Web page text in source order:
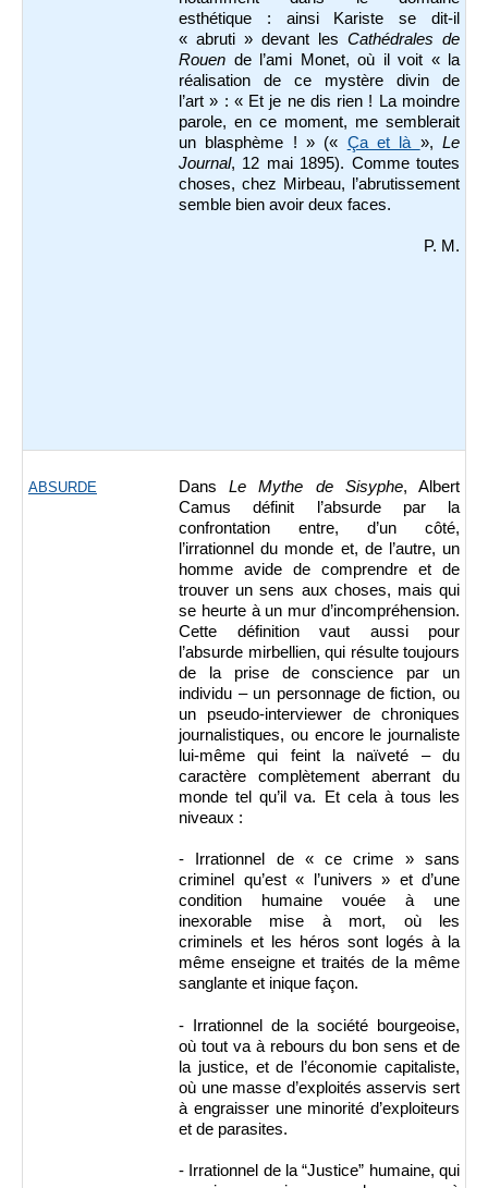
esthétique : ainsi Kariste se dit-il
« abruti » devant les Cathédrales de
Rouen de l’ami Monet, où il voit « la
réalisation de ce mystère divin de
l’art » : « Et je ne dis rien ! La moindre
parole, en ce moment, me semblerait
un blasphème ! » (« Ça et là »,Le
Journal, 12 mai 1895). Comme toutes
choses, chez Mirbeau, l’abrutissement
semble bien avoir deux faces.
P. M.
ABSURDE DansLe Mythe de Sisyphe, Albert
Camus définit l’absurde par la
confrontation entre, d’un côté,
l’irrationnel du monde et, de l’autre, un
homme avide de comprendre et de
trouver un sens aux choses, mais qui
se heurte à un mur d’incompréhension.
Cette définition vaut aussi pour
l’absurde mirbellien, qui résulte toujours
de la prise de conscience par un
individu – un personnage de fiction, ou
un pseudo-interviewer de chroniques
journalistiques, ou encore le journaliste
lui-même qui feint la naïveté – du
caractère complètement aberrant du
monde tel qu’il va. Et cela à tous les
niveaux :
- Irrationnel de « ce crime » sans
criminel qu’est « l’univers » et d’une
condition humaine vouée à une
inexorable mise à mort, où les
criminels et les héros sont logés à la
même enseigne et traités de la même
sanglante et inique façon.
- Irrationnel de la société bourgeoise,
où tout va à rebours du bon sens et de
la justice, et de l’économie capitaliste,
où une masse d’exploités asservis sert
à engraisser une minorité d’exploiteurs
et de parasites.
- Irrationnel de la “Justice” humaine, qui